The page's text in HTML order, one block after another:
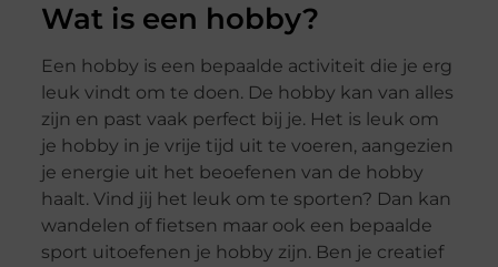
Wat is een hobby?
Een hobby is een bepaalde activiteit die je erg
leuk vindt om te doen. De hobby kan van alles
zijn en past vaak perfect bij je. Het is leuk om
je hobby in je vrije tijd uit te voeren, aangezien
je energie uit het beoefenen van de hobby
haalt. Vind jij het leuk om te sporten? Dan kan
wandelen of fietsen maar ook een bepaalde
sport uitoefenen je hobby zijn. Ben je creatief